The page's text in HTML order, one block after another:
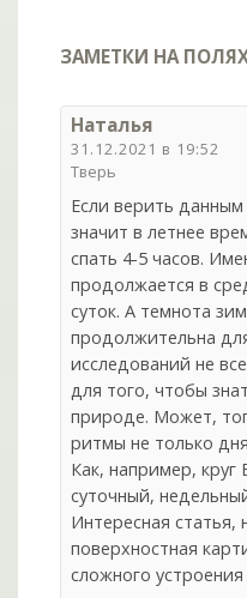
ЗАМЕТКИ НА
Наталья
31.12.2021 в 19:52
Тверь
Если верить
значит в летнее
спать 4-5 часов.
продолжается в
суток. А темнота
продолжительна
исследований не
для того, чтобы
природе. Может,
ритмы не только
Как, например, круг
суточный,
Интересная статья,
поверхностная
сложного устроения